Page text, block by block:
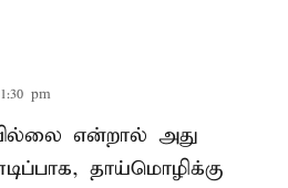
pm
என்றால் அது
தாய்மொழிக்கு